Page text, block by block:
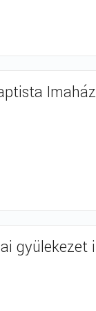
gyülekezet